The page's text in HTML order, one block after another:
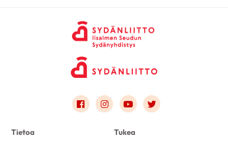
Link to facebook
Link to instagram
Link to youtube
Link to twitter
Tietoa Tukea